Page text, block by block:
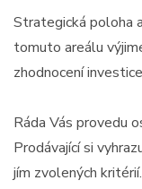
Strategická poloha
tomuto areálu
zhodnocení
Ráda Vás provedu
Prodávající si
jím zvolených kritérií.